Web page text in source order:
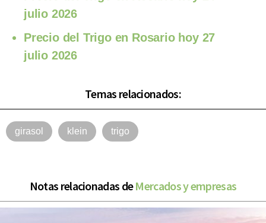
julio 2026
Precio del Trigo en Rosario hoy 27
julio 2026
Temas relacionados:
girasol klein trigo
Notas relacionadas deMercados y empresas